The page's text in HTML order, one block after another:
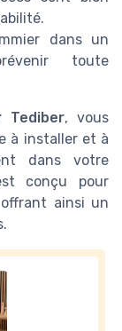
dans un
toute
Tediber, vous
à installer et à
dans votre
conçu pour
ainsi un